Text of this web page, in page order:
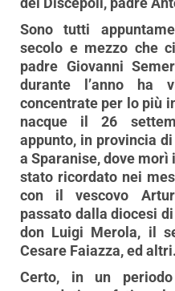
Sono tutti
secolo e mezzo che
padre Giovanni
durante l’anno ha
concentrate per lo più
nacque il 26
appunto, in provincia
a Sparanise, dove morì
stato ricordato nei
con il vescovo
passato dalla diocesi
don Luigi Merola, il
Cesare Faiazza, ed altri.
Certo, in un